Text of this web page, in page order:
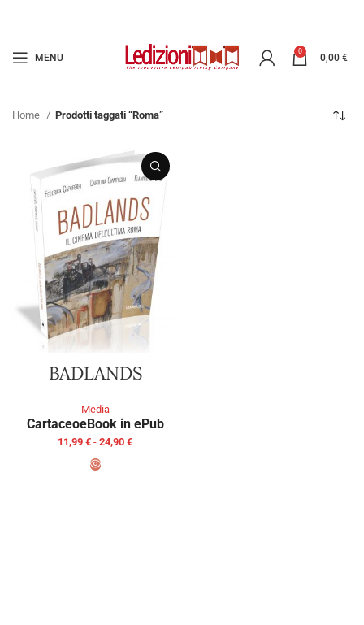
MENU
0
0,00 €
Home Prodotti taggati “Roma”
BADLANDS
Media
CartaceoeBook in ePub
11,99 € - 24,90 €